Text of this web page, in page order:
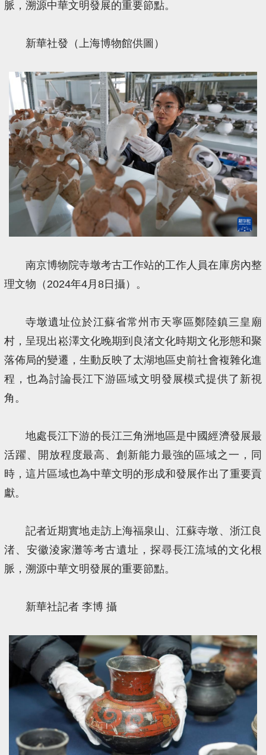
脈，溯源中華文明發展的重要節點。
新華社發（上海博物館供圖）
南京博物院寺墩考古工作站的工作人員在庫房內整
理文物（2024年4月8日攝）。
寺墩遺址位於江蘇省常州市天寧區鄭陸鎮三皇廟
村，呈現出崧澤文化晚期到良渚文化時期文化形態和聚
落佈局的變遷，生動反映了太湖地區史前社會複雜化進
程，也為討論長江下游區域文明發展模式提供了新視
角。
地處長江下游的長江三角洲地區是中國經濟發展最
活躍、開放程度最高、創新能力最強的區域之一，同
時，這片區域也為中華文明的形成和發展作出了重要貢
獻。
記者近期實地走訪上海福泉山、江蘇寺墩、浙江良
渚、安徽淩家灘等考古遺址，探尋長江流域的文化根
脈，溯源中華文明發展的重要節點。
新華社記者 李博 攝